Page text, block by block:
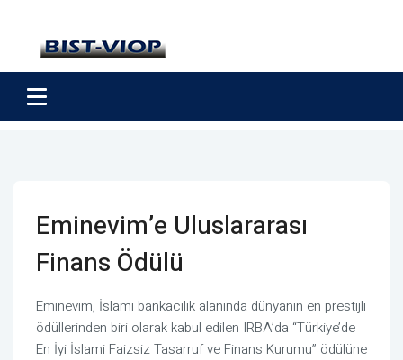
Eminevim’e Uluslararası
Finans Ödülü
Eminevim, İslami bankacılık alanında dünyanın en prestijli
ödüllerinden biri olarak kabul edilen IRBA’da “Türkiye’de
En İyi İslami Faizsiz Tasarruf ve Finans Kurumu” ödülüne